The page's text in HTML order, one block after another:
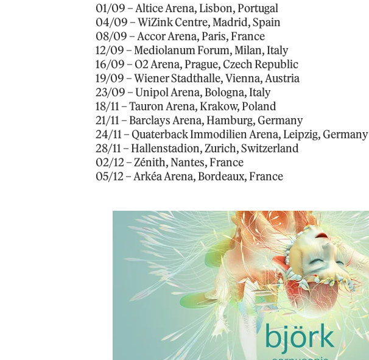
01/09 – Altice Arena, Lisbon, Portugal
04/09 – WiZink Centre, Madrid, Spain
08/09 – Accor Arena, Paris, France
12/09 – Mediolanum Forum, Milan, Italy
16/09 – O2 Arena, Prague, Czech Republic
19/09 – Wiener Stadthalle, Vienna, Austria
23/09 – Unipol Arena, Bologna, Italy
18/11 – Tauron Arena, Krakow, Poland
21/11 – Barclays Arena, Hamburg, Germany
24/11 – Quaterback Immodilien Arena, Leipzig, Germany
28/11 – Hallenstadion, Zurich, Switzerland
02/12 – Zénith, Nantes, France
05/12 – Arkéa Arena, Bordeaux, France